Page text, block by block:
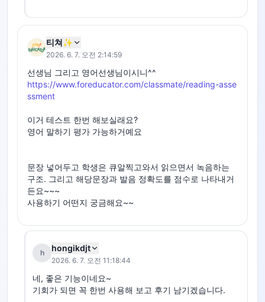
티쳐✨
2026. 6. 7. 오전 2:14:59
https://www.foreducator.com/classmate/reading-asse
ssment
이거 테스트 한번 해보실래요?
영어 말하기 평가 가능하거예요
문장 넣어두고 학생은 큐알찍고와서 읽으면서 녹음하는
구조. 그리고 해당문장과 발음 정확도를 점수로 나타내거
든요~~~
사용하기 어떤지 궁금해요~~
h hongikdjt
2026. 6. 7. 오전 11:18:44
네, 좋은 기능이네요~
기회가 되면 꼭 한번 사용해 보고 후기 남기겠습니다.